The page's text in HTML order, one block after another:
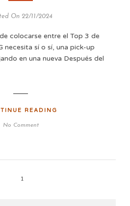
On 22/11/2024
colocarse entre el Top 3 de
necesita sí o sí, una pick-up
en una nueva Después del
READING
No Comment
1